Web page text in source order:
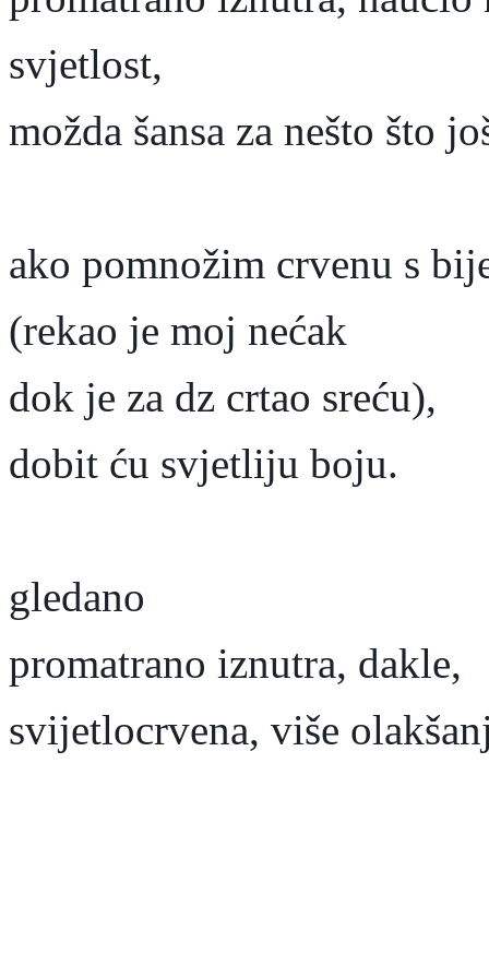
svjetlost,
možda šansa za nešto što
ako pomnožim crvenu s
(rekao je moj nećak
dok je za dz crtao sreću),
dobit ću svjetliju boju.
gledano
promatrano iznutra, dakle,
svijetlocrvena, više